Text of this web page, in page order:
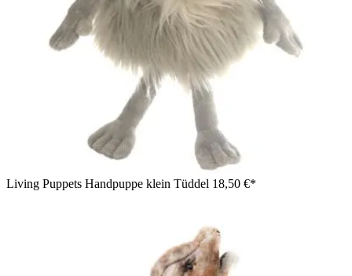
Living Puppets Handpuppe klein Tüddel 18,50 €*